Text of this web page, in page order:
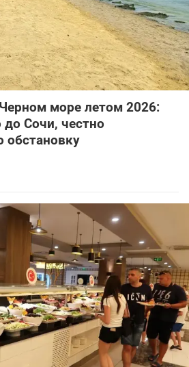
море летом 2026:
до Сочи, честно
обстановку